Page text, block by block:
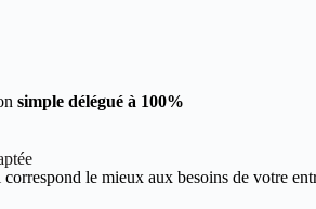
simple délégué à 100%
le mieux aux besoins de votre